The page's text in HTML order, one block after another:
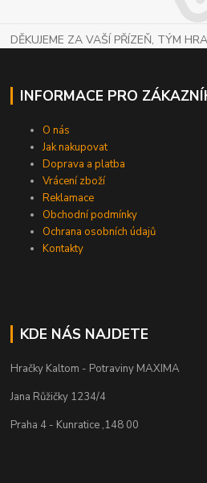
DĚKUJEME ZA VAŠÍ PŘÍZEŇ, TÝM
INFORMACE PRO
O nás
Jak nakupovat
Doprava a platba
Vrácení zboží
Reklamace
Obchodní podmínky
Ochrana osobních údajů
Kontakty
KDE NÁS NAJDETE
Hračky Kaltom - Potraviny MAXIMA
Jana Růžičky 1234/4
Praha 4 - Kunratice ,148 00